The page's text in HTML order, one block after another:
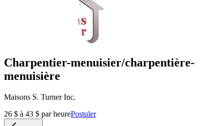
Charpentier-menuisier/charpentière-
menuisière
Maisons S. Turner Inc.
26 $ à 43 $ par heurePostuler